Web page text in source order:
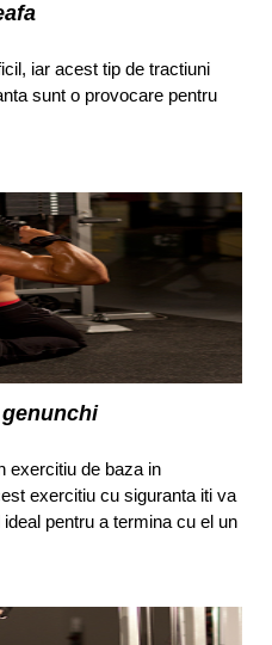
iar acest tip de tractiuni
sunt o provocare pentru
exercitiu de baza in
exercitiu cu siguranta iti va
pentru a termina cu el un